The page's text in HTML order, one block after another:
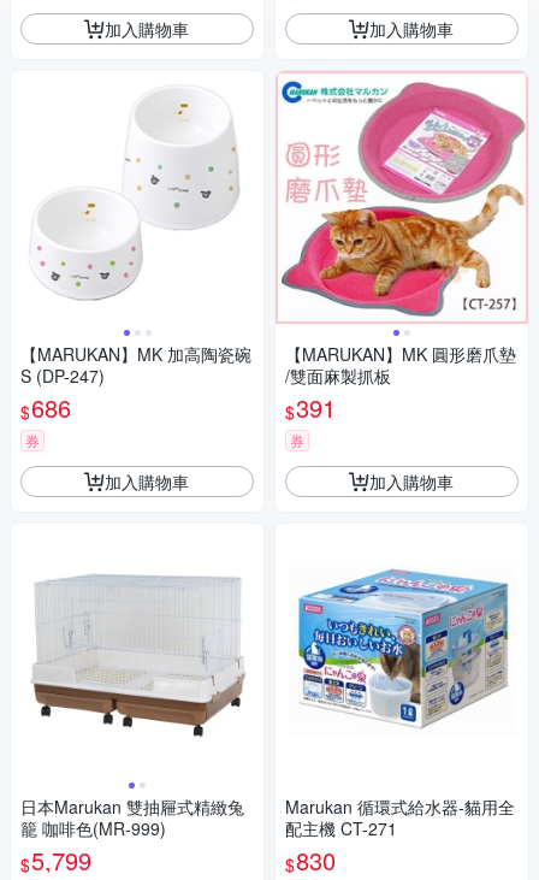
加入購物車
【MARUKAN】MK 加高陶瓷碗
S (DP-247)
$686
券
加入購物車
日本Marukan 雙抽屜式精緻兔
籠 咖啡色(MR-999)
$5,799
加入購物車
【MARUKAN】MK 圓形磨爪墊
/雙面麻製抓板
$391
券
加入購物車
Marukan 循環式給水器-貓用全
配主機 CT-271
$830